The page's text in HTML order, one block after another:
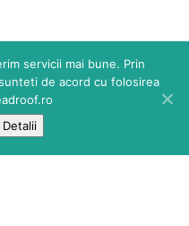
servicii mai bune. Prin
de acord cu folosirea
Detalii